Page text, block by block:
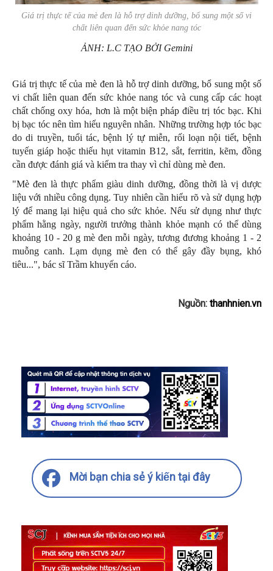
Giá trị thực tế của mè đen là hỗ trợ dinh dưỡng, bổ sung một số vi
chất liên quan đến sức khỏe nang tóc
ẢNH: L.C TẠO BỞI Gemini
Giá trị thực tế của mè đen là hỗ trợ dinh dưỡng, bổ sung một số
vi chất liên quan đến sức khỏe nang tóc và cung cấp các hoạt
chất chống oxy hóa, hơn là một biện pháp điều trị tóc bạc. Khi
bị bạc tóc nên tìm hiểu nguyên nhân. Những trường hợp tóc bạc
do di truyền, tuổi tác, bệnh lý tự miễn, rối loạn nội tiết, bệnh
tuyến giáp hoặc thiếu hụt vitamin B12, sắt, ferritin, kẽm, đồng
cần được đánh giá và kiểm tra thay vì chỉ dùng mè đen.
"Mè đen là thực phẩm giàu dinh dưỡng, đồng thời là vị dược
liệu với nhiều công dụng. Tuy nhiên cần hiểu rõ và sử dụng hợp
lý để mang lại hiệu quả cho sức khỏe. Nếu sử dụng như thực
phẩm hằng ngày, người trưởng thành khỏe mạnh có thể dùng
khoảng 10 - 20 g mè đen mỗi ngày, tương đương khoảng 1 - 2
muỗng canh. Lạm dụng mè đen có thể gây đầy bụng, khó
tiêu...", bác sĩ Trầm khuyến cáo.
Nguồn: thanhnien.vn
Mời bạn chia sẻ ý kiến tại đây